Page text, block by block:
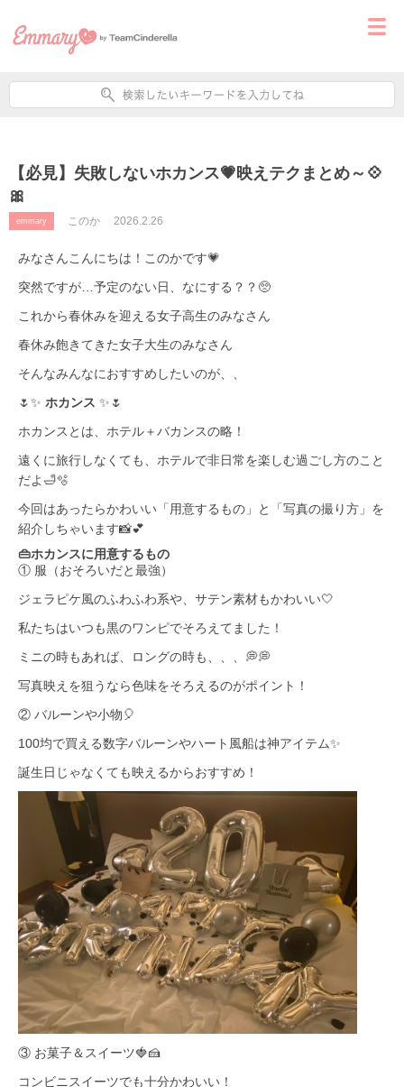
【必見】失敗しないホカンス💗映えテクまとめ～💠
🎀
emmary このか 2026.2.26
みなさんこんにちは！このかです💗
突然ですが…予定のない日、なにする？？🥺
これから春休みを迎える女子高生のみなさん
春休み飽きてきた女子大生のみなさん
そんなみんなにおすすめしたいのが、、
🌷✨ ホカンス ✨🌷
ホカンスとは、ホテル＋バカンスの略！
遠くに旅行しなくても、ホテルで非日常を楽しむ過ごし方のこと
だよ🛁🫧
今回はあったらかわいい「用意するもの」と「写真の撮り方」を
紹介しちゃいます📸💕
👜ホカンスに用意するもの
① 服（おそろいだと最強）
ジェラピケ風のふわふわ系や、サテン素材もかわいい🤍
私たちはいつも黒のワンピでそろえてました！
ミニの時もあれば、ロングの時も、、、💭💭
写真映えを狙うなら色味をそろえるのがポイント！
② バルーンや小物🎈
100均で買える数字バルーンやハート風船は神アイテム✨
誕生日じゃなくても映えるからおすすめ！
③ お菓子＆スイーツ🍓🍰
コンビニスイーツでも十分かわいい！